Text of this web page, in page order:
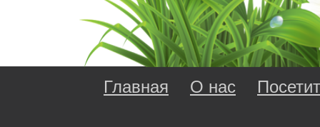
Главная О нас